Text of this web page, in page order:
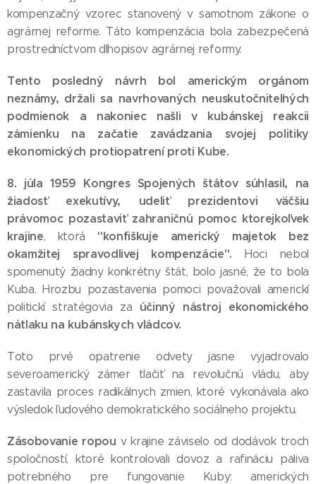
kompenzačný vzorec stanovený v samotnom zákone o
agrárnej reforme. Táto kompenzácia bola zabezpečená
prostredníctvom dlhopisov agrárnej reformy.
Tento posledný návrh bol americkým orgánom
neznámy, držali sa navrhovaných neuskutočniteľných
podmienok a nakoniec našli v kubánskej reakcii
zámienku na začatie zavádzania svojej politiky
ekonomických protiopatrení proti Kube.
8. júla 1959 Kongres Spojených štátov súhlasil, na
žiadosť exekutívy, udeliť prezidentovi väčšiu
právomoc pozastaviť zahraničnú pomoc ktorejkoľvek
krajine, ktorá
"konfiškuje americký majetok bez
okamžitej spravodlivej kompenzácie". Hoci nebol
spomenutý žiadny konkrétny štát, bolo jasné, že to bola
Kuba. Hrozbu pozastavenia pomoci považovali americkí
politickí stratégovia za účinný nástroj ekonomického
nátlaku na kubánskych vládcov.
Toto prvé opatrenie odvety jasne vyjadrovalo
severoamerický zámer tlačiť na revolučnú vládu, aby
zastavila proces radikálnych zmien, ktoré vykonávala ako
výsledok ľudového demokratického sociálneho projektu.
Zásobovanie ropou v krajine záviselo od dodávok troch
spoločností, ktoré kontrolovali dovoz a rafináciu paliva
potrebného pre fungovanie Kuby: amerických